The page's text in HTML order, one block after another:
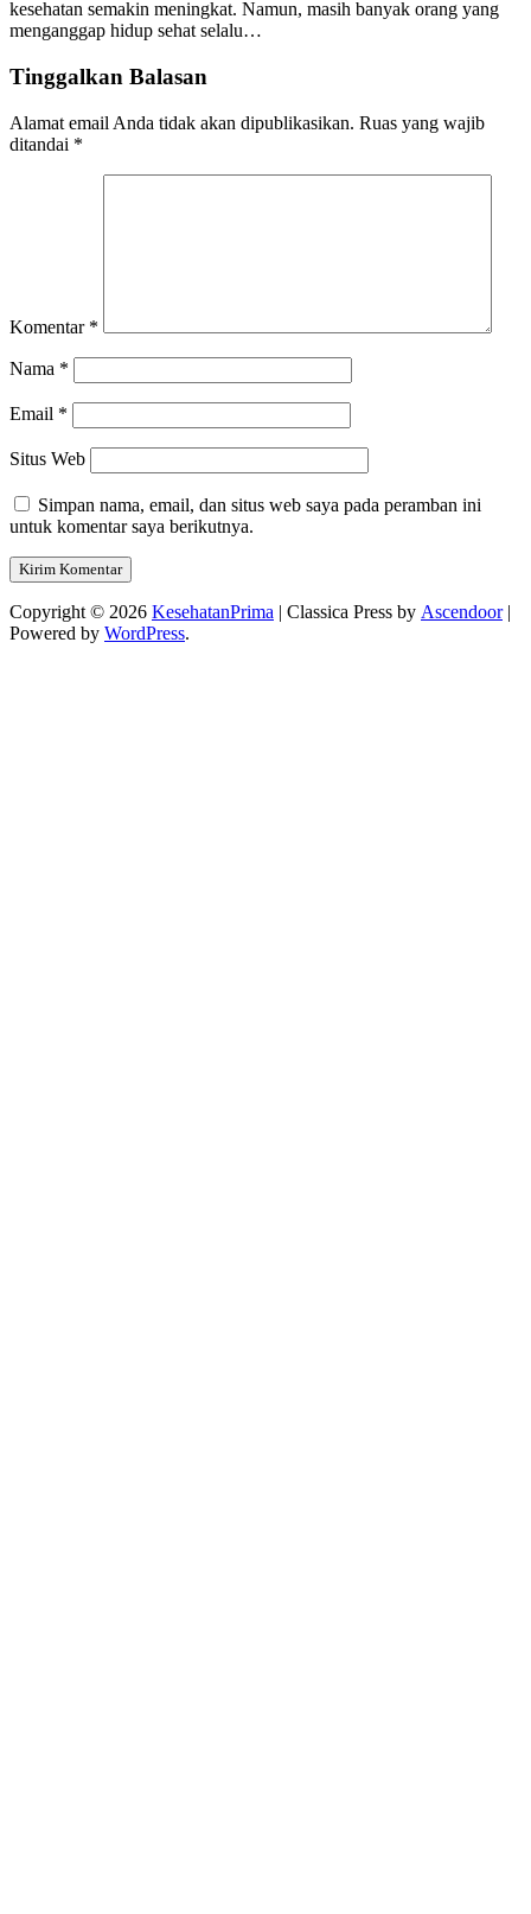
kesehatan semakin meningkat. Namun, masih banyak orang yang
menganggap hidup sehat selalu…
Tinggalkan Balasan
Alamat email Anda tidak akan dipublikasikan. Ruas yang wajib
ditandai *
Komentar *
Nama *
Email *
Situs Web
Simpan nama, email, dan situs web saya pada peramban ini
untuk komentar saya berikutnya.
Copyright © 2026 KesehatanPrima | Classica Press by Ascendoor|
Powered by WordPress.